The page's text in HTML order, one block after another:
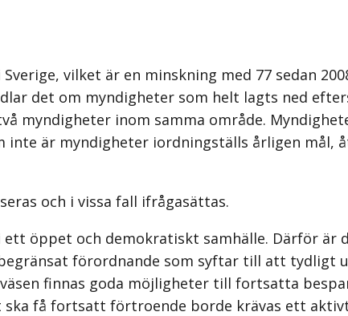
vilket är en minskning med 77 sedan
det om myndigheter som helt lagts ned
myndigheter inom samma område.
är myndigheter iordningställs årligen mål,
och i vissa fall ifrågasättas.
öppet och demokratiskt samhälle. Därför
förordnande som syftar till att tydligt
finnas goda möjligheter till fortsatta
få fortsatt förtroende borde krävas ett